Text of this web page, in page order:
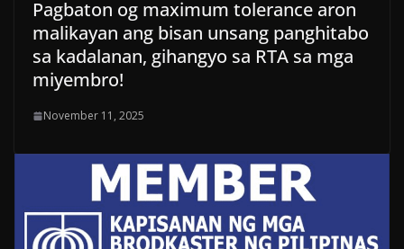
Pagbaton og maximum tolerance aron
malikayan ang bisan unsang panghitabo
sa kadalanan, gihangyo sa RTA sa mga
miyembro!
November 11, 2025